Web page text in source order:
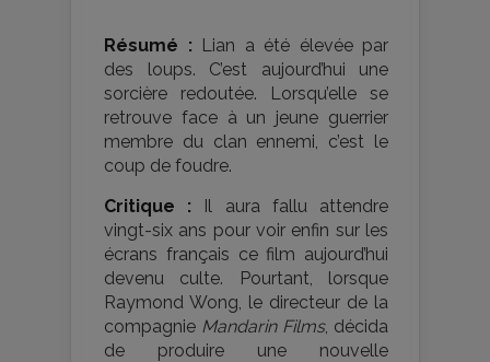
Résumé : Lian a été élevée par
des loups. C’est aujourd’hui une
sorcière redoutée. Lorsqu’elle se
retrouve face à un jeune guerrier
membre du clan ennemi, c’est le
coup de foudre.
Critique : Il aura fallu attendre
vingt-six ans pour voir enfin sur les
écrans français ce film aujourd’hui
devenu culte. Pourtant, lorsque
Raymond Wong, le directeur de la
compagnie Mandarin Films, décida
de produire une nouvelle